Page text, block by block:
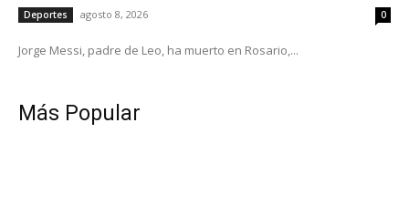
Deportes agosto 8, 2026 0
Jorge Messi, padre de Leo, ha muerto en Rosario,...
Más Popular